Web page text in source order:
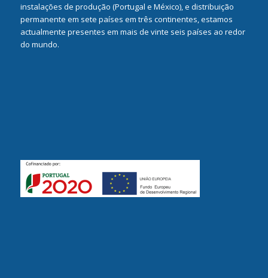
instalações de produção (Portugal e México), e distribuição
permanente em sete países em três continentes, estamos
actualmente presentes em mais de vinte seis países ao redor
do mundo.